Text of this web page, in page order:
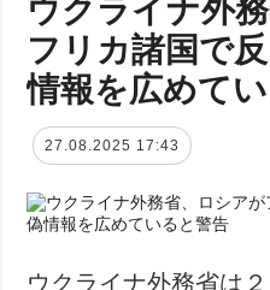
フリカ諸国で
情報を広めて
27.08.2025 17:43
ウクライナ外務省は